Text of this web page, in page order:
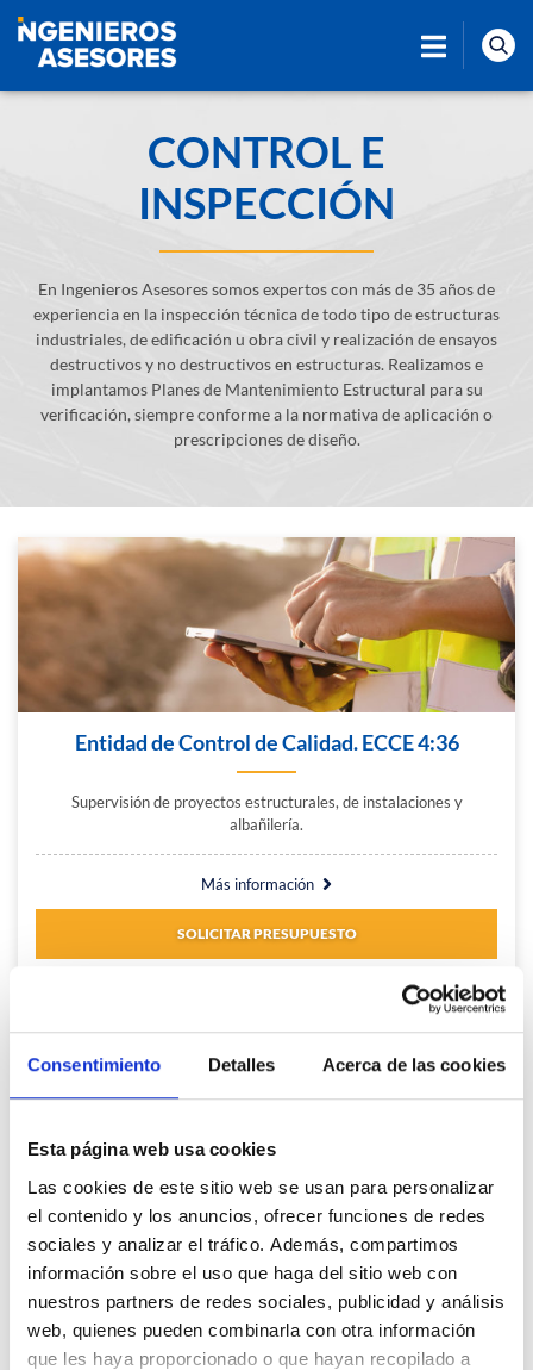
Consentimiento Detalles Acerca de las cookies
Esta página web usa cookies
Las cookies de este sitio web se usan para personalizar
el contenido y los anuncios, ofrecer funciones de redes
sociales y analizar el tráfico. Además, compartimos
información sobre el uso que haga del sitio web con
nuestros partners de redes sociales, publicidad y análisis
web, quienes pueden combinarla con otra información
que les haya proporcionado o que hayan recopilado a
CONTROL E
INSPECCIÓN
En Ingenieros Asesores somos expertos con más de 35 años de
experiencia en la inspección técnica de todo tipo de estructuras
industriales, de edificación u obra civil y realización de ensayos
destructivos y no destructivos en estructuras. Realizamos e
implantamos Planes de Mantenimiento Estructural para su
verificación, siempre conforme a la normativa de aplicación o
prescripciones de diseño.
Entidad de Control de Calidad. ECCE 4:36
Supervisión de proyectos estructurales, de instalaciones y
albañilería.
Más información
SOLICITAR PRESUPUESTO
Inspección de instalaciones industriales
Levantamiento de estado actual para el cumplimiento de normativa.
Más información